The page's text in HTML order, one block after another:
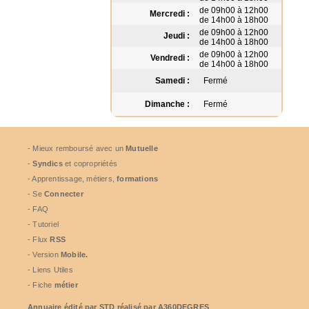
Mercredi :
de 09h00 à 12h00
de 14h00 à 18h00
Jeudi :
de 09h00 à 12h00
de 14h00 à 18h00
Vendredi :
de 09h00 à 12h00
de 14h00 à 18h00
Samedi :
Fermé
Dimanche : Fermé
- Mieux remboursé avec unMutuelle
-Syndicset copropriétés
- Apprentissage, métiers,formations
- Se Connecter
- FAQ
- Tutoriel
- FluxRSS
- Version Mobile.
- Liens Utiles
- Fiche métier
Annuaire édité par STD réalisé par A360DEGRES